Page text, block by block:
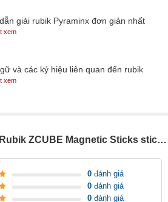
giải rubik Pyraminx đơn giản nhất
xem
và các ký hiệu liên quan đến rubik
xem
Reviews - Đánh giá Rubik ZCUBE Magnetic Sticks stickerless - SP005008
0 đánh giá
0 đánh giá
0 đánh giá